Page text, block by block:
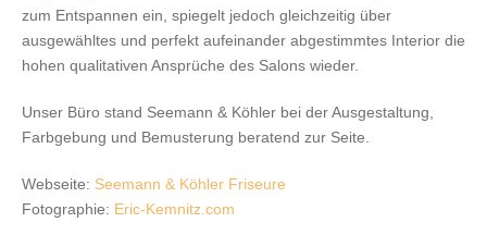
zum Entspannen ein, spiegelt jedoch gleichzeitig über
ausgewähltes und perfekt aufeinander abgestimmtes Interior die
hohen qualitativen Ansprüche des Salons wieder.
Unser Büro stand Seemann & Köhler bei der Ausgestaltung,
Farbgebung und Bemusterung beratend zur Seite.
Webseite: Seemann & Köhler Friseure
Fotographie: Eric-Kemnitz.com